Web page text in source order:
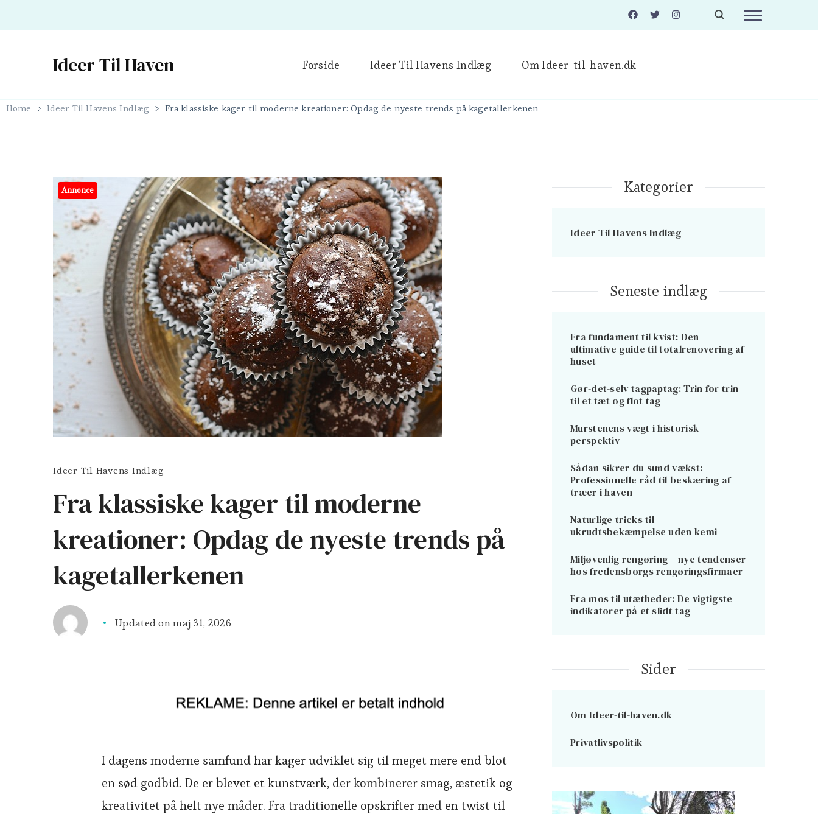
Ideer Til Haven Forside Ideer Til Havens Indlæg Om Ideer-til-haven.dk
Home Ideer Til Havens Indlæg Fra klassiske kager til moderne kreationer: Opdag de nyeste trends på kagetallerkenen
Annonce
Ideer Til Havens Indlæg
Fra klassiske kager til moderne
kreationer: Opdag de nyeste trends på
kagetallerkenen
Updated onmaj 31, 2026
I dagens moderne samfund har kager udviklet sig til meget mere end blot
en sød godbid. De er blevet et kunstværk, der kombinerer smag, æstetik og
kreativitet på helt nye måder. Fra traditionelle opskrifter med en twist til
Kategorier
Ideer Til Havens Indlæg
Seneste indlæg
Fra fundament til kvist: Den
ultimative guide til totalrenovering af
huset
Gør-det-selv tagpaptag: Trin for trin
til et tæt og flot tag
Murstenens vægt i historisk
perspektiv
Sådan sikrer du sund vækst:
Professionelle råd til beskæring af
træer i haven
Naturlige tricks til
ukrudtsbekæmpelse uden kemi
Miljøvenlig rengøring – nye tendenser
hos fredensborgs rengøringsfirmaer
Fra mos til utætheder: De vigtigste
indikatorer på et slidt tag
Sider
Om Ideer-til-haven.dk
Privatlivspolitik